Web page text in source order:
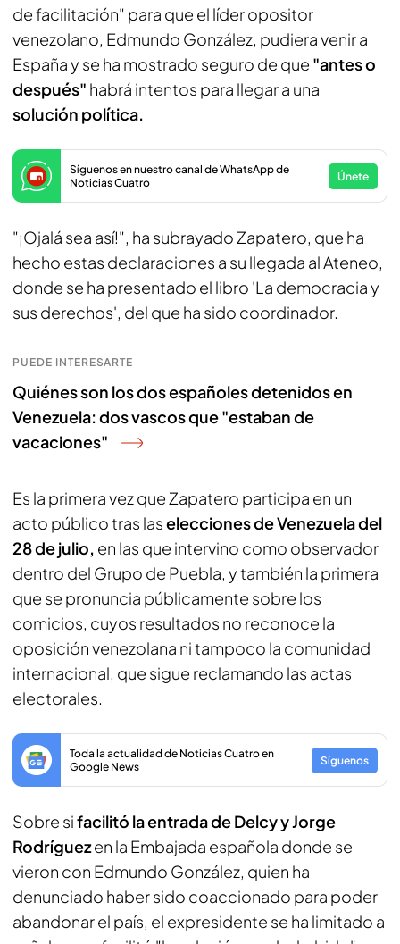
de facilitación" para que el líder opositor
venezolano, Edmundo González, pudiera venir a
España y se ha mostrado seguro de que "antes o
después" habrá intentos para llegar a una
solución política.
Síguenos en nuestro canal de WhatsApp de
Noticias Cuatro
Únete
"¡Ojalá sea así!", ha subrayado Zapatero, que ha
hecho estas declaraciones a su llegada al Ateneo,
donde se ha presentado el libro 'La democracia y
sus derechos', del que ha sido coordinador.
PUEDE INTERESARTE
Quiénes son los dos españoles detenidos en
Venezuela: dos vascos que "estaban de
vacaciones"
Es la primera vez que Zapatero participa en un
acto público tras laselecciones de Venezuela del
28 de julio, en las que intervino como observador
dentro del Grupo de Puebla, y también la primera
que se pronuncia públicamente sobre los
comicios, cuyos resultados no reconoce la
oposición venezolana ni tampoco la comunidad
internacional, que sigue reclamando las actas
electorales.
Toda la actualidad de Noticias Cuatro en
Google News
Síguenos
Sobre sifacilitó la entrada de Delcy y Jorge
Rodríguezen la Embajada española donde se
vieron con Edmundo González, quien ha
denunciado haber sido coaccionado para poder
abandonar el país, el expresidente se ha limitado a